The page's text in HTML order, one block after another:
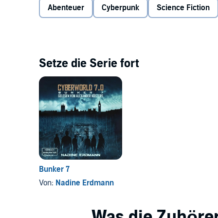
Abenteuer Cyberpunk Science Fiction
Setze die Serie fort
Bunker 7
Von: Nadine Erdmann